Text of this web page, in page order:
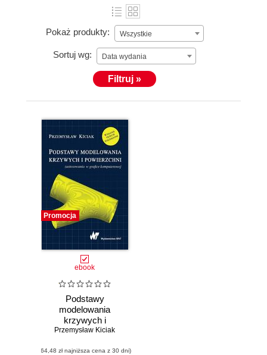
Pokaż produkty: Wszystkie
Sortuj wg: Data wydania
Filtruj »
Promocja
ebook
Podstawy
modelowania
krzywych i
powierzchni
Przemysław Kiciak
(64,48 zł najniższa cena z 30 dni)